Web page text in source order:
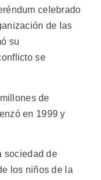
celebrado
de las
su
se
de
en 1999 y
sociedad de
los niños de la